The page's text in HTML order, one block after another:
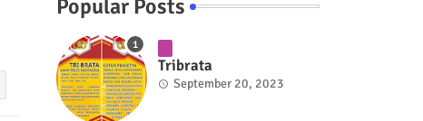
Popular Posts
Tribrata
September 20, 2023